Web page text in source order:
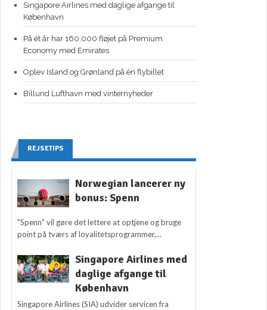
Singapore Airlines med daglige afgange til
København
På ét år har 160.000 fløjet på Premium
Economy med Emirates
Oplev Island og Grønland på én flybillet
Billund Lufthavn med vinternyheder
REJSETIPS
Norwegian lancerer ny
bonus: Spenn
"Spenn" vil gøre det lettere at optjene og bruge
point på tværs af loyalitetsprogrammer,...
Singapore Airlines med
daglige afgange til
København
Singapore Airlines (SIA) udvider servicen fra